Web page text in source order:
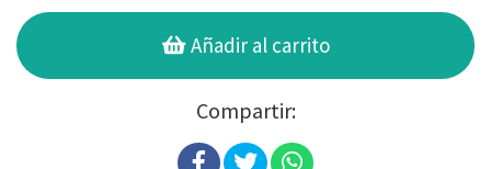
Añadir al carrito
Compartir: